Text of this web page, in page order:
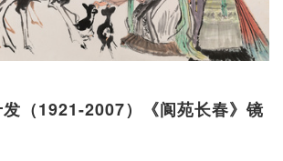
（1921-2007）《阆苑长春》镜